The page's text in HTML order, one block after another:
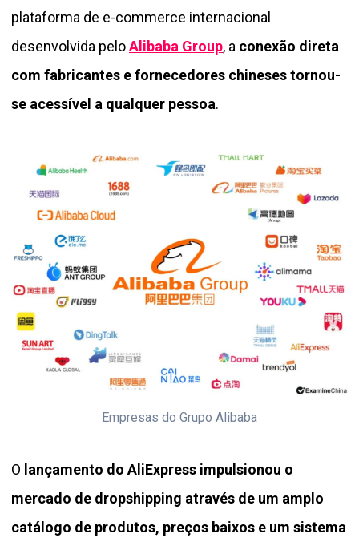
plataforma de e-commerce internacional
desenvolvida peloAlibaba Group, a conexão direta
com fabricantes e fornecedores chineses tornou-
se acessível a qualquer pessoa.
Empresas do Grupo Alibaba
O lançamento do AliExpress impulsionou o
mercado de dropshipping através de um amplo
catálogo de produtos, preços baixos e um sistema